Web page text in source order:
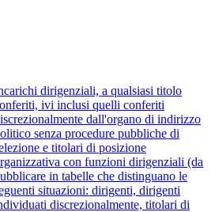
dirigenziali, a qualsiasi titolo
ivi inclusi quelli conferiti
dall'organo di indirizzo
senza procedure pubbliche di
e titolari di posizione
con funzioni dirigenziali (da
in tabelle che distinguano le
situazioni: dirigenti, dirigenti
discrezionalmente, titolari di